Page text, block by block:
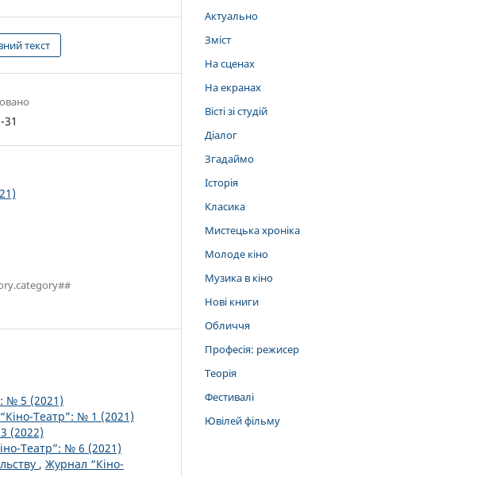
текст
31
№ 5 (2021)
Театр”: № 1 (2021)
(2022)
Театр”: № 6 (2021)
, Журнал “Кіно-
Актуально
Зміст
На сценах
На екранах
Вісті зі студій
Діалог
Згадаймо
Історія
Класика
Мистецька хроніка
Молоде кіно
Музика в кіно
Нові книги
Обличчя
Професія: режисер
Теорія
Фестивалі
Ювілей фільму